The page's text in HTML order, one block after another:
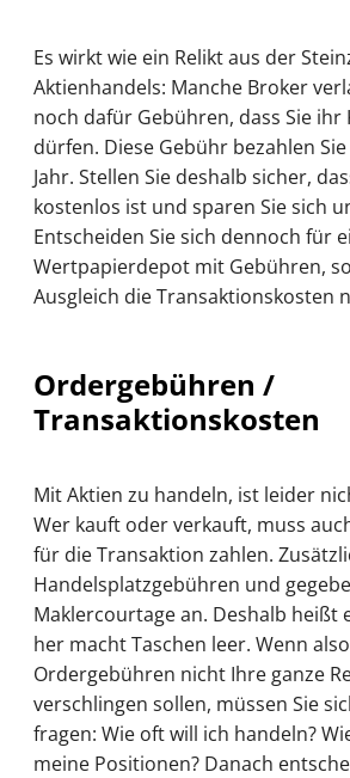
Es wirkt wie ein Relikt aus der
Aktienhandels: Manche Broker
noch dafür Gebühren, dass Sie ihr
dürfen. Diese Gebühr bezahlen
Jahr. Stellen Sie deshalb sicher,
kostenlos ist und sparen Sie sich
Entscheiden Sie sich dennoch für
Wertpapierdepot mit Gebühren,
Ausgleich die Transaktionskosten
Ordergebühren /
Transaktionskosten
Mit Aktien zu handeln, ist leider
Wer kauft oder verkauft, muss
für die Transaktion zahlen.
Handelsplatzgebühren und
Maklercourtage an. Deshalb heißt
her macht Taschen leer. Wenn
Ordergebühren nicht Ihre ganze
verschlingen sollen, müssen Sie
fragen: Wie oft will ich handeln?
meine Positionen? Danach